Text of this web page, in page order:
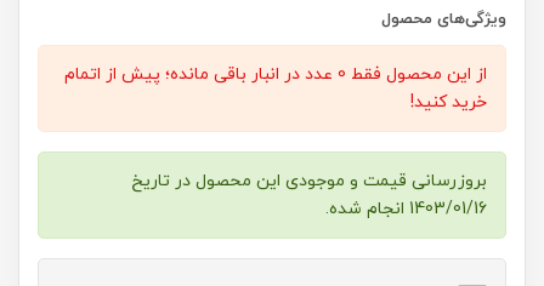
ویژگی‌های محصول
از این محصول فقط 0 عدد در انبار باقی مانده؛ پیش از اتمام
خرید کنید!
بروزرسانی قیمت و موجودی این محصول در تاریخ
1403/01/16 انجام شده.